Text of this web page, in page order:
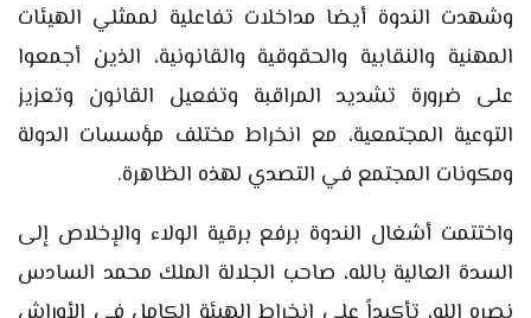
وشهدت الندوة أيضا مداخلات تفاعلية لممثلي الهيئات
المهنية والنقابية والحقوقية والقانونية، الذين أجمعوا
على ضرورة تشديد المراقبة وتفعيل القانون وتعزيز
التوعية المجتمعية، مع انخراط مختلف مؤسسات الدولة
ومكونات المجتمع في التصدي لهذه الظاهرة.
واختتمت أشغال الندوة برفع برقية الولاء والإخلاص إلى
السدة العالية بالله، صاحب الجلالة الملك محمد السادس